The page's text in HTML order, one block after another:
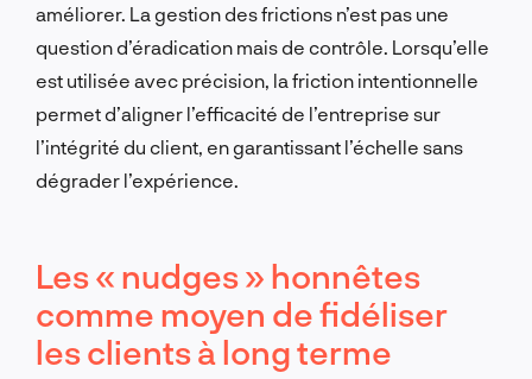
améliorer. La gestion des frictions n’est pas une
question d’éradication mais de contrôle. Lorsqu’elle
est utilisée avec précision, la friction intentionnelle
permet d’aligner l’efficacité de l’entreprise sur
l’intégrité du client, en garantissant l’échelle sans
dégrader l’expérience.
Les « nudges » honnêtes
comme moyen de fidéliser
les clients à long terme